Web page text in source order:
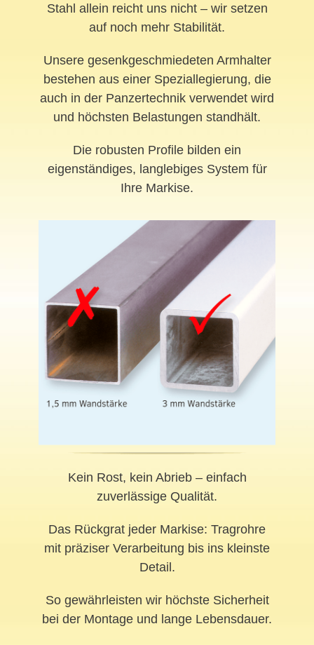
Stahl allein reicht uns nicht – wir setzen
auf noch mehr Stabilität.
Unsere gesenkgeschmiedeten Armhalter
bestehen aus einer Speziallegierung, die
auch in der Panzertechnik verwendet wird
und höchsten Belastungen standhält.
Die robusten Profile bilden ein
eigenständiges, langlebiges System für
Ihre Markise.
Kein Rost, kein Abrieb – einfach
zuverlässige Qualität.
Das Rückgrat jeder Markise: Tragrohre
mit präziser Verarbeitung bis ins kleinste
Detail.
So gewährleisten wir höchste Sicherheit
bei der Montage und lange Lebensdauer.